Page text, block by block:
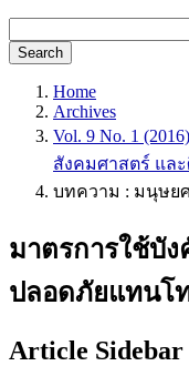
Search
Home
Archives
Vol. 9 No. 1
สังคมศาสตร์ และ
บทความ : มนุษย
มาตรการใช้บัง
ปลอดภัยแทนโ
Article Sidebar